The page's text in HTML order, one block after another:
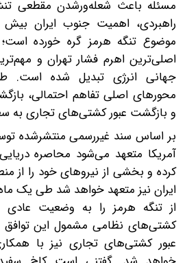
مسئله باعث شعله‌ورشدن مقطعی
راهبردی، اهمیت جنوب ایران
موضوع تنگه هرمز گره خورده
اصلی‌ترین اهرم فشار تهران و
جهانی انرژی تبدیل شده است.
محورهای اصلی تفاهم احتمالی،
و بازگشت عبور کشتی‌های تجاری
بر اساس سند غیررسمی منتشرشده
آمریکا متعهد می‌شود محاصره
کرده و بخشی از نیروهای خود را از
ایران نیز متعهد خواهد شد طی یک
از تنگه هرمز را به وضعیت عادی
کشتی‌های نظامی مشمول این توافق
عبور کشتی‌های تجاری نیز با